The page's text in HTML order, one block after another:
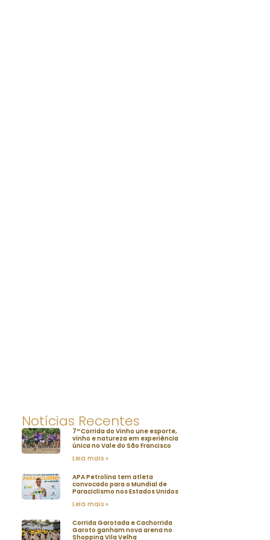
Notícias Recentes
7ª Corrida do Vinho une esporte,
vinho e natureza em experiência
única no Vale do São Francisco
Leia mais »
APA Petrolina tem atleta
convocado para o Mundial de
Paraciclismo nos Estados Unidos
Leia mais »
Corrida Garotada e Cachorrida
Garoto ganham nova arena no
Shopping Vila Velha